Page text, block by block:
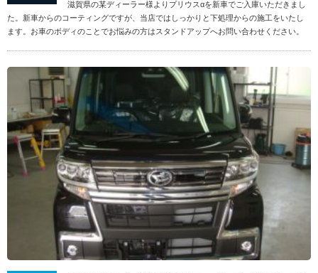
滋賀県の某ディーラー様よりプリウスαを新車でご入庫いただきまし
た。新車からのコーティングですが、当店ではしっかりと下処理からの施工をいたし
ます。お車のボディのことでお悩みの方はスタンドアップへお問い合わせください。